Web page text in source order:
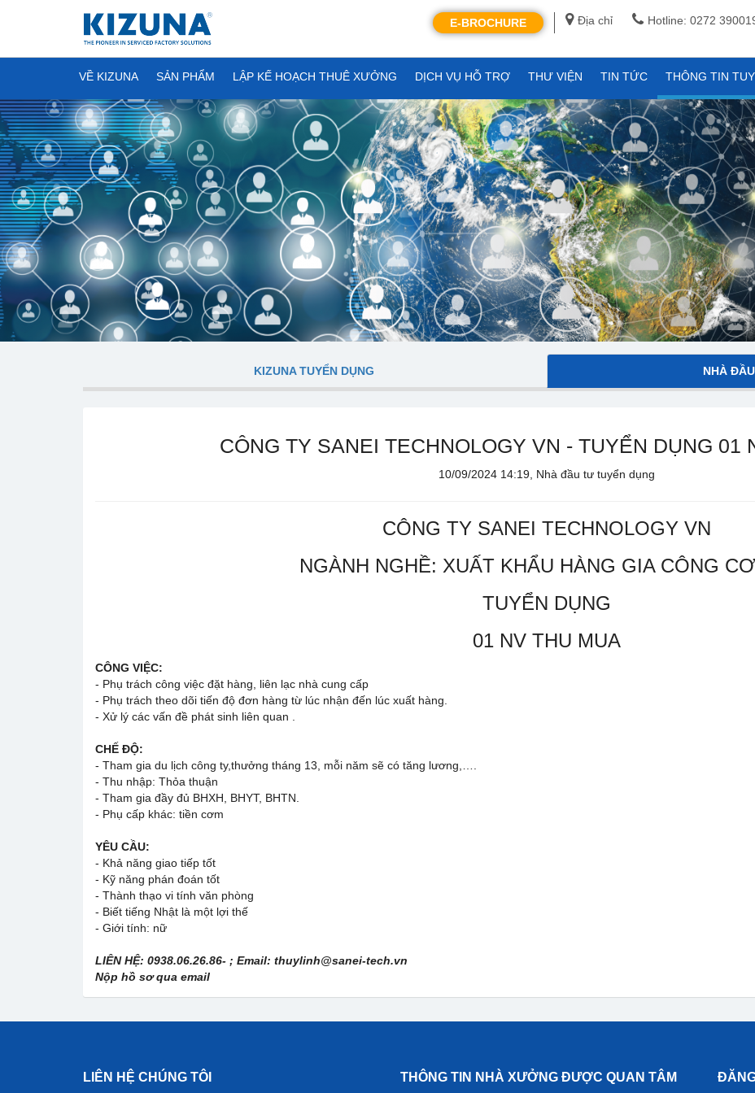
Địa chỉ Hotline: 0272
E-BROCHURE
VỀ KIZUNA SẢN PHẨM LẬP KẾ HOẠCH THUÊ XƯỞNG DỊCH VỤ HỖ TRỢ THƯ VIỆN TIN TỨC THÔNG TIN
KIZUNA TUYỂN DỤNG NHÀ
CÔNG TY SANEI TECHNOLOGY VN - TUYỂN DỤNG 01
10/09/2024 14:19, Nhà đầu tư tuyển dụng
CÔNG TY SANEI TECHNOLOGY VN
NGÀNH NGHỀ: XUẤT KHẨU HÀNG GIA CÔNG
TUYỂN DỤNG
01 NV THU MUA
CÔNG VIỆC:
- Phụ trách công việc đặt hàng, liên lạc nhà cung cấp
- Phụ trách theo dõi tiến độ đơn hàng từ lúc nhận đến lúc xuất hàng.
- Xử lý các vấn đề phát sinh liên quan .
CHẾ ĐỘ:
- Tham gia du lịch công ty,thưởng tháng 13, mỗi năm sẽ có tăng lương,….
- Thu nhập: Thỏa thuận
- Tham gia đầy đủ BHXH, BHYT, BHTN.
- Phụ cấp khác: tiền cơm
YÊU CẦU:
- Khả năng giao tiếp tốt
- Kỹ năng phán đoán tốt
- Thành thạo vi tính văn phòng
- Biết tiếng Nhật là một lợi thế
- Giới tính: nữ
LIÊN HỆ: 0938.06.26.86- ; Email: thuylinh@sanei-tech.vn
Nộp hồ sơ qua email
LIÊN HỆ CHÚNG TÔI THÔNG TIN NHÀ XƯỞNG ĐƯỢC QUAN TÂM